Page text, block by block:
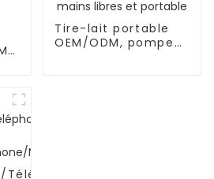
Tire-lait portable
OEM/ODM, pompe
Téléphone